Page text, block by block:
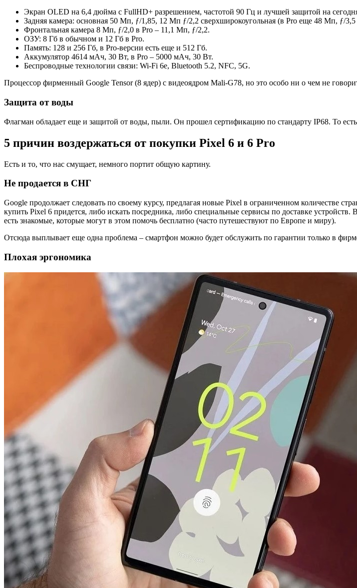
Экран OLED на 6,4 дюйма с FullHD+ разрешением, частотой 90 Гц и лучшей защитой на
Задняя камера: основная 50 Мп, ƒ/1,85, 12 Мп ƒ/2,2 сверхширокоугольная (в Pro еще 48 Мп, ƒ/3,5
Фронтальная камера 8 Мп, ƒ/2,0 в Pro – 11,1 Мп, ƒ/2,2.
ОЗУ: 8 Гб в обычном и 12 Гб в Pro.
Память: 128 и 256 Гб, в Pro-версии есть еще и 512 Гб.
Аккумулятор 4614 мАч, 30 Вт, в Pro – 5000 мАч, 30 Вт.
Беспроводные технологии связи: Wi-Fi 6e, Bluetooth 5.2, NFC, 5G.
Процессор фирменный Google Tensor (8 ядер) с видеоядром Mali-G78, но это особо ни о чем не
Защита от воды
Флагман обладает еще и защитой от воды, пыли. Он прошел сертификацию по стандарту IP68. То
5 причин воздержаться от покупки Pixel 6 и 6 Pro
Есть и то, что нас смущает, немного портит общую картину.
Не продается в СНГ
Google продолжает следовать по своему курсу, предлагая новые Pixel в ограниченном количестве
купить Pixel 6 придется, либо искать посредника, либо специальные сервисы по доставке
есть знакомые, которые могут в этом помочь бесплатно (часто путешествуют по Европе и миру).
Отсюда выплывает еще одна проблема – смартфон можно будет обслужить по гарантии только в
Плохая эргономика